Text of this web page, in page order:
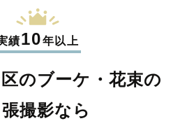
績10年以上
のブーケ・花束の
撮影なら